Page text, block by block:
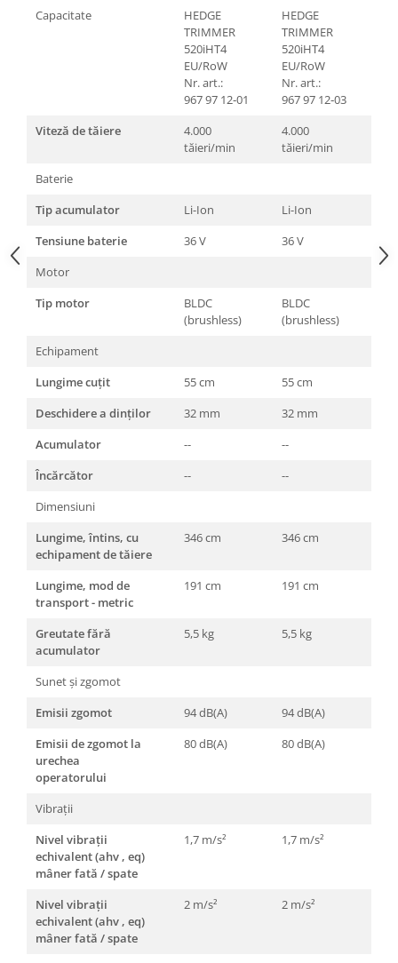
Echipamente Forestiere
Aprindere Electronica
Ambreiaje
Amortizoare
Arc acceleratie
Arc clichet
Capac ambreiaj
Carcasa demaror
Carter/Sasiu
Curele
Filtru aer
Garnituri
Garnituri carburator
Intrerupator
Maner frana
Pompa ulei
Rezervor carburant
Rulmenti
Tobe esapament
Volanta
ROTAKT
Scarificator
Capacitate
HEDGE
TRIMMER
520iHT4
EU/RoW
Nr. art.:
967 97 12‑01
HEDGE
TRIMMER
520iHT4
EU/RoW
Nr. art.:
967 97 12‑03
Viteză de tăiere
4.000
tăieri/min
4.000
tăieri/min
Baterie
Tip acumulator
Li-Ion
Li-Ion
Tensiune baterie
36 V
36 V
Motor
Tip motor
BLDC
(brushless)
BLDC
(brushless)
Echipament
Lungime cuţit
55 cm
55 cm
Deschidere a dinţilor
32 mm
32 mm
Acumulator
--
--
Încărcător
--
--
Dimensiuni
Lungime, întins, cu
echipament de tăiere
346 cm 346 cm
Lungime, mod de
transport - metric
191 cm 191 cm
Greutate fără
acumulator
5,5 kg 5,5 kg
Sunet și zgomot
Emisii zgomot
94 dB(A)
94 dB(A)
Emisii de zgomot la
urechea
operatorului
80 dB(A) 80 dB(A)
Vibrații
Nivel vibrații
echivalent (ahv , eq)
mâner fată / spate
1,7 m/s² 1,7 m/s²
Nivel vibrații
echivalent (ahv , eq)
mâner fată / spate
2 m/s² 2 m/s²